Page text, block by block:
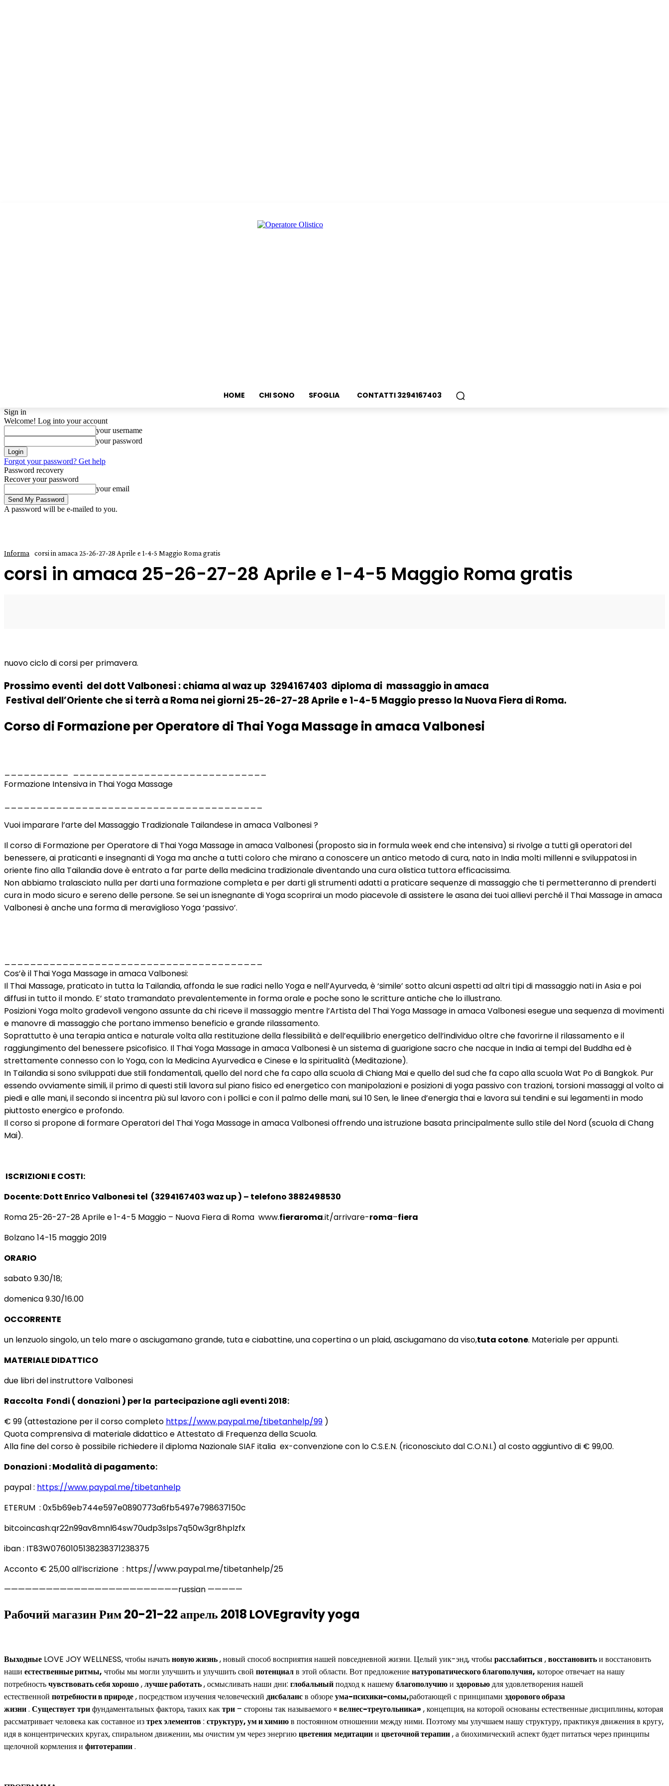
HOME CHI SONO SFOGLIA CONTATTI 3294167403
Sign in
Welcome! Log into your account
your username
your password
Forgot your password? Get help
Password recovery
Recover your password
your email
A password will be e-mailed to you.
Informa corsi in amaca 25-26-27-28 Aprile e 1-4-5 Maggio Roma gratis
corsi in amaca 25-26-27-28 Aprile e 1-4-5 Maggio Roma gratis
nuovo ciclo di corsi per primavera.
Prossimo eventi del dott Valbonesi : chiama al waz up 3294167403 diploma di massaggio in amaca
Festival dell’Oriente che si terrà a Roma nei giorni 25-26-27-28 Aprile e 1-4-5 Maggio presso la Nuova Fiera di Roma.
Corso di Formazione per Operatore di Thai Yoga Massage in amaca Valbonesi
Formazione Intensiva in Thai Yoga Massage
Vuoi imparare l’arte del Massaggio Tradizionale Tailandese in amaca Valbonesi ?
Il corso di Formazione per Operatore di Thai Yoga Massage in amaca Valbonesi (proposto sia in formula week end che intensiva) si rivolge a tutti gli operatori del
benessere, ai praticanti e insegnanti di Yoga ma anche a tutti coloro che mirano a conoscere un antico metodo di cura, nato in India molti millenni e sviluppatosi in
oriente fino alla Tailandia dove è entrato a far parte della medicina tradizionale diventando una cura olistica tuttora efficacissima.
Non abbiamo tralasciato nulla per darti una formazione completa e per darti gli strumenti adatti a praticare sequenze di massaggio che ti permetteranno di prenderti
cura in modo sicuro e sereno delle persone. Se sei un isnegnante di Yoga scoprirai un modo piacevole di assistere le asana dei tuoi allievi perché il Thai Massage in amaca
Valbonesi è anche una forma di meraviglioso Yoga ‘passivo’.
Cos’è il Thai Yoga Massage in amaca Valbonesi:
Il Thai Massage, praticato in tutta la Tailandia, affonda le sue radici nello Yoga e nell’Ayurveda, è ‘simile’ sotto alcuni aspetti ad altri tipi di massaggio nati in Asia e poi
diffusi in tutto il mondo. E’ stato tramandato prevalentemente in forma orale e poche sono le scritture antiche che lo illustrano.
Posizioni Yoga molto gradevoli vengono assunte da chi riceve il massaggio mentre l’Artista del Thai Yoga Massage in amaca Valbonesi esegue una sequenza di movimenti
e manovre di massaggio che portano immenso beneficio e grande rilassamento.
Soprattutto è una terapia antica e naturale volta alla restituzione della flessibilità e dell’equilibrio energetico dell’individuo oltre che favorirne il rilassamento e il
raggiungimento del benessere psicofisico. Il Thai Yoga Massage in amaca Valbonesi è un sistema di guarigione sacro che nacque in India ai tempi del Buddha ed è
strettamente connesso con lo Yoga, con la Medicina Ayurvedica e Cinese e la spiritualità (Meditazione).
In Tailandia si sono sviluppati due stili fondamentali, quello del nord che fa capo alla scuola di Chiang Mai e quello del sud che fa capo alla scuola Wat Po di Bangkok. Pur
essendo ovviamente simili, il primo di questi stili lavora sul piano fisico ed energetico con manipolazioni e posizioni di yoga passivo con trazioni, torsioni massaggi al volto ai
piedi e alle mani, il secondo si incentra più sul lavoro con i pollici e con il palmo delle mani, sui 10 Sen, le linee d’energia thai e lavora sui tendini e sui legamenti in modo
piuttosto energico e profondo.
Il corso si propone di formare Operatori del Thai Yoga Massage in amaca Valbonesi offrendo una istruzione basata principalmente sullo stile del Nord (scuola di Chang
Mai).
ISCRIZIONI E COSTI:
Docente: Dott Enrico Valbonesi tel (3294167403 waz up ) – telefono 3882498530
Roma 25-26-27-28 Aprile e 1-4-5 Maggio – Nuova Fiera di Roma www.fieraroma.it/arrivare-roma–fiera
Bolzano 14-15 maggio 2019
ORARIO
sabato 9.30/18;
domenica 9.30/16.00
OCCORRENTE
un lenzuolo singolo, un telo mare o asciugamano grande, tuta e ciabattine, una copertina o un plaid, asciugamano da viso,tuta cotone. Materiale per appunti.
MATERIALE DIDATTICO
due libri del instruttore Valbonesi
Raccolta Fondi ( donazioni ) per la partecipazione agli eventi 2018:
€ 99 (attestazione per il corso completo https://www.paypal.me/tibetanhelp/99 )
Quota comprensiva di materiale didattico e Attestato di Frequenza della Scuola.
Alla fine del corso è possibile richiedere il diploma Nazionale SIAF italia ex-convenzione con lo C.S.E.N. (riconosciuto dal C.O.N.I.) al costo aggiuntivo di € 99,00.
Donazioni : Modalità di pagamento:
paypal : https://www.paypal.me/tibetanhelp
ETERUM : 0x5b69eb744e597e0890773a6fb5497e798637150c
bitcoincash:qr22n99av8mnl64sw70udp3slps7q50w3gr8hplzfx
iban : IT83W0760105138238371238375
Acconto € 25,00 all’iscrizione : https://www.paypal.me/tibetanhelp/25
—————————————————————————russian —————
Рабочий магазин Рим 20-21-22 апрель 2018 LOVEgravity yoga
Выходные LOVE JOY WELLNESS, чтобы начатьновую жизнь, новый способ восприятия нашей повседневной жизни. Целый уик-энд, чтобырасслабиться,восстановитьи восстановить
наши естественные ритмы, чтобы мы могли улучшить и улучшить свой потенциалв этой области. Вот предложениенатуропатического благополучия, которое отвечает на нашу
потребностьчувствовать себя хорошо,лучше работать, осмысливать наши дни: глобальныйподход к нашемублагополучиюи здоровьюдля удовлетворения нашей
естественной потребности в природе, посредством изучения человеческий дисбалансв обзореума-психики-сомы,работающей с принципами здорового образа
жизни. Существуеттрифундаментальных фактора, таких кактри – стороны так называемого «велнес-треугольника» , концепция, на которой основаны естественные дисциплины, которая
рассматривает человека как составное изтрех элементов: структуру, ум и химиюв постоянном отношении между ними. Поэтому мы улучшаем нашу структуру, практикуя движения в кругу,
идя в концентрических кругах, спиральном движении, мы очистим ум через энергиюцветениямедитациии цветочной терапии, а биохимический аспект будет питаться через принципы
щелочной кормления и фитотерапии.